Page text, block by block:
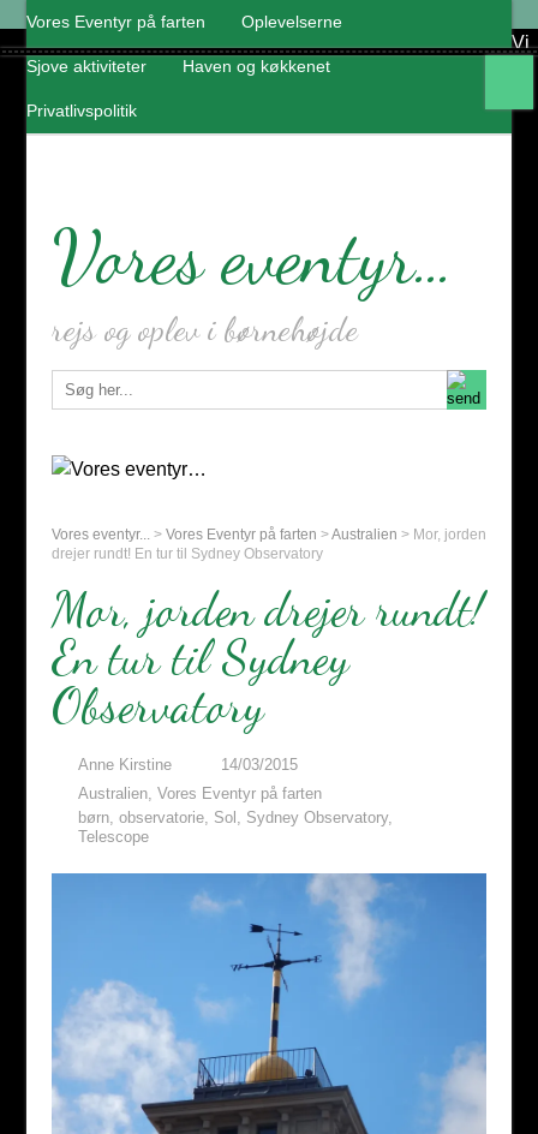
Vores Eventyr på farten Oplevelserne
Sjove aktiviteter Haven og køkkenet
Privatlivspolitik
Vores eventyr…
rejs og oplev i børnehøjde
Vores eventyr...> Vores Eventyr på farten >Australien > Mor, jorden
drejer rundt! En tur til Sydney Observatory
Mor, jorden drejer rundt!
En tur til Sydney
Observatory
Anne Kirstine
14/03/2015
Australien, Vores Eventyr på farten
børn, observatorie, Sol , Sydney Observatory,
Telescope
Vi